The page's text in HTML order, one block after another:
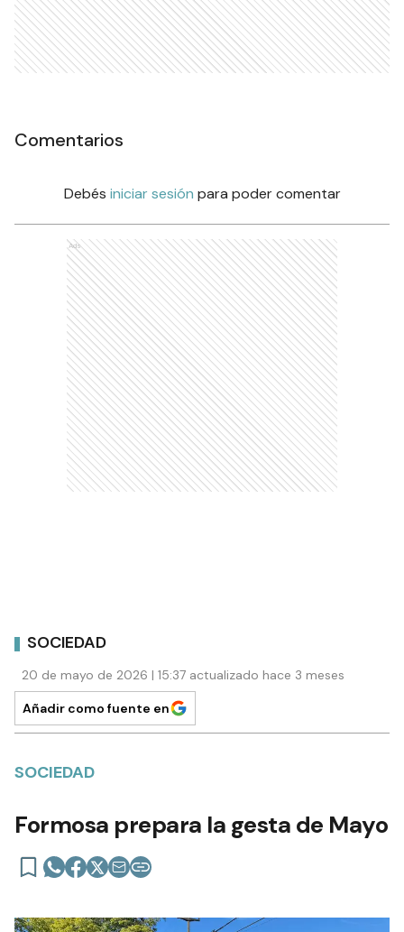
Comentarios
Debés iniciar sesión para poder comentar
Ads
SOCIEDAD
20 de mayo de 2026 | 15:37 actualizado hace 3 meses
Añadir como fuente en
SOCIEDAD
Formosa prepara la gesta de Mayo